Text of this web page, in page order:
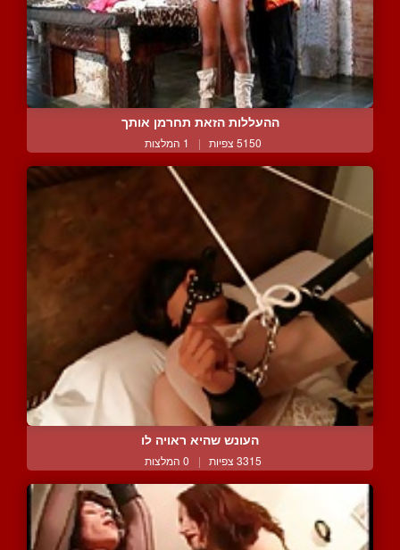
ההעללות הזאת תחרמן אותך
5150 צפיות | 1 המלצות
העונש שהיא ראויה לו
3315 צפיות | 0 המלצות